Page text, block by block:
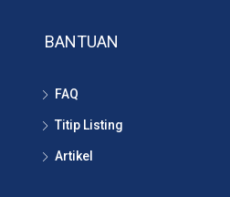
BANTUAN
FAQ
Titip Listing
Artikel